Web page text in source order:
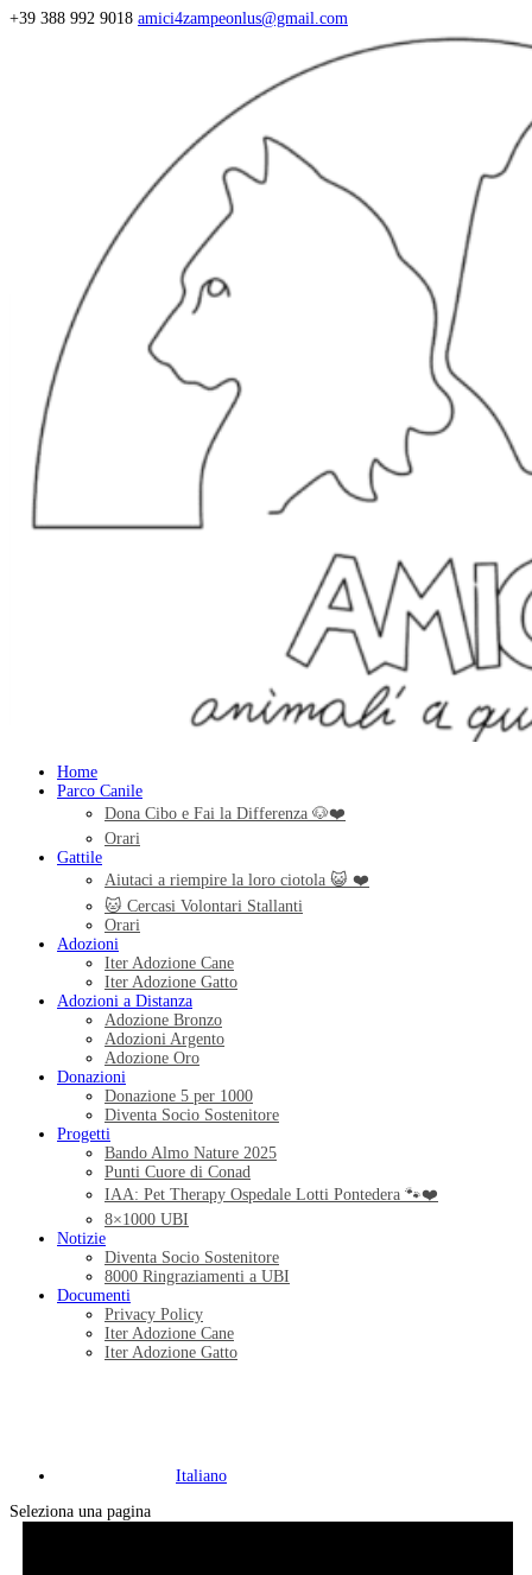
+39 388 992 9018 amici4zampeonlus@gmail.com
Home
Parco Canile
Dona Cibo e Fai la Differenza 🐶❤️
Orari
Gattile
Aiutaci a riempire la loro ciotola 😺 ❤️
🐱 Cercasi Volontari Stallanti
Orari
Adozioni
Iter Adozione Cane
Iter Adozione Gatto
Adozioni a Distanza
Adozione Bronzo
Adozioni Argento
Adozione Oro
Donazioni
Donazione 5 per 1000
Diventa Socio Sostenitore
Progetti
Bando Almo Nature 2025
Punti Cuore di Conad
IAA: Pet Therapy Ospedale Lotti Pontedera 🐾❤️
8×1000 UBI
Notizie
Diventa Socio Sostenitore
8000 Ringraziamenti a UBI
Documenti
Privacy Policy
Iter Adozione Cane
Iter Adozione Gatto
Italiano
Seleziona una pagina